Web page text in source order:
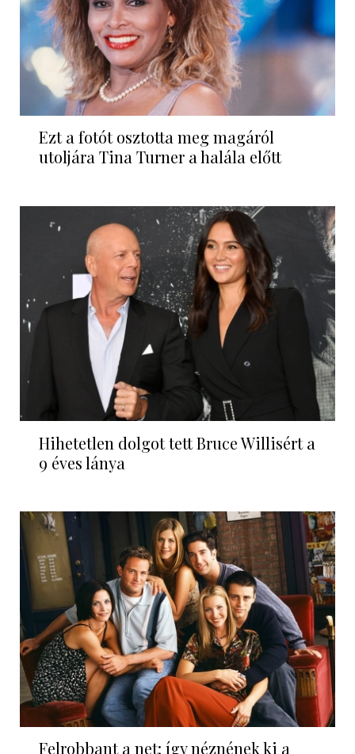
Ezt a fotót osztotta meg magáról
utoljára Tina Turner a halála előtt
Hihetetlen dolgot tett Bruce Willisért a
9 éves lánya
Felrobbant a net: így néznének ki a